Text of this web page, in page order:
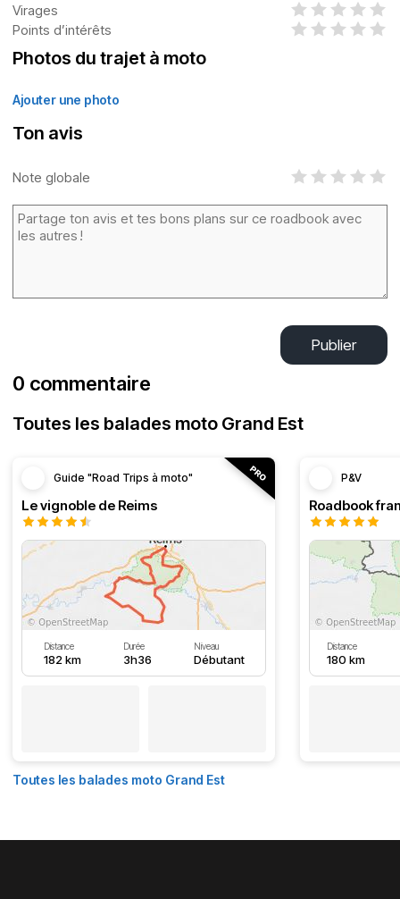
Virages
Points d’intérêts
Photos du trajet à moto
Ajouter une photo
Ton avis
Note globale
Publier
0 commentaire
Toutes les balades moto Grand Est
Guide "Road Trips à moto"
Le vignoble de Reims
Distance
182 km
Durée
3h36
Niveau
Débutant
P&V
Distance
180 km
Toutes les balades moto Grand Est